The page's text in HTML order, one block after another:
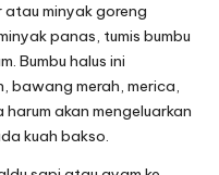
minyak goreng
panas, tumis bumbu
Bumbu halus ini
bawang merah, merica,
harum akan mengeluarkan
kuah bakso.